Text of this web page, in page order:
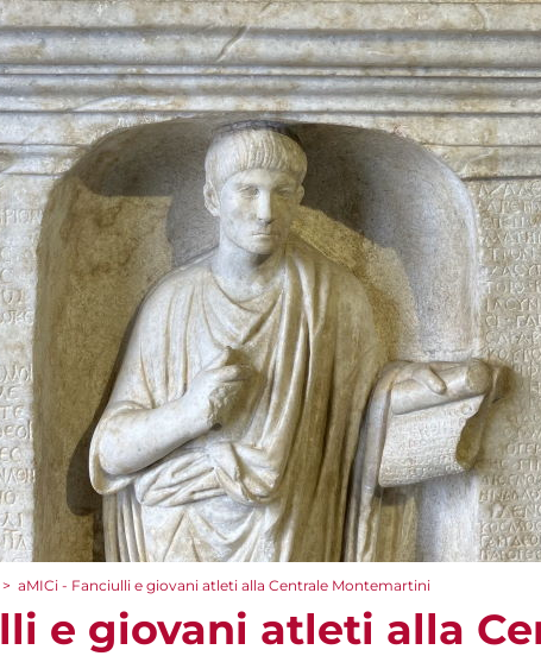
> aMICi - Fanciulli e giovani atleti alla Centrale Montemartini
e giovani atleti alla